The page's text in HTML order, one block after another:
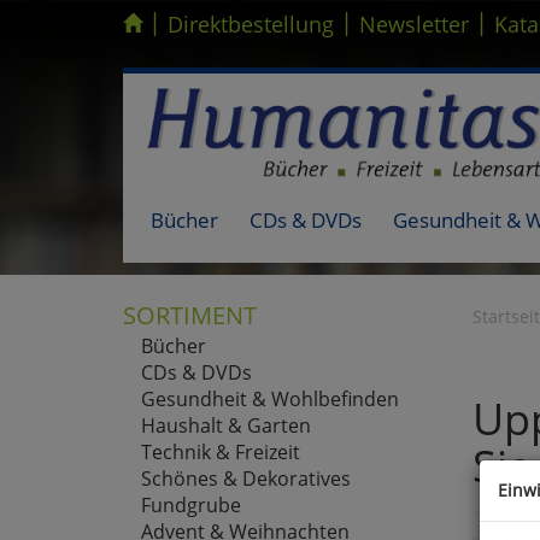
Kompletten Head der Seite überspringen
| Direktbestellung | Newsletter |
Bücher CDs & DVDs Gesundheit &
SORTIMENT
Bücher
CDs & DVDs
Gesundheit & Wohlbefinden
Haushalt & Garten
Technik & Freizeit
Schönes & Dekoratives
Fundgrube
Advent & Weihnachten